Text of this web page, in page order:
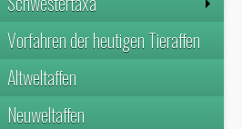
Vorfahren der heutigen Tieraffen
Altweltaffen
Neuweltaffen